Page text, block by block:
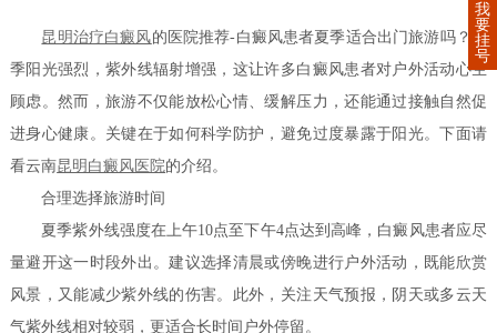
昆明治疗白癜风的医院推荐-白癜风患者夏季适合出门旅游吗？夏
季阳光强烈，紫外线辐射增强，这让许多白癜风患者对户外活动心生
顾虑。然而，旅游不仅能放松心情、缓解压力，还能通过接触自然促
进身心健康。关键在于如何科学防护，避免过度暴露于阳光。下面请
看云南昆明白癜风医院的介绍。
合理选择旅游时间
夏季紫外线强度在上午10点至下午4点达到高峰，白癜风患者应尽
量避开这一时段外出。建议选择清晨或傍晚进行户外活动，既能欣赏
风景，又能减少紫外线的伤害。此外，关注天气预报，阴天或多云天
气紫外线相对较弱，更适合长时间户外停留。
我
要
挂
号